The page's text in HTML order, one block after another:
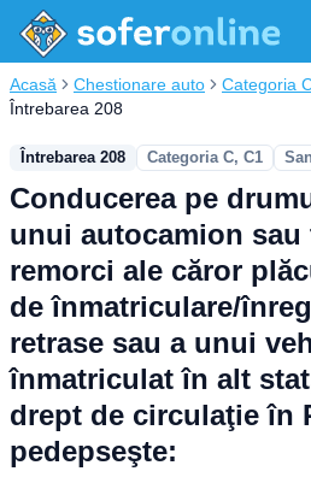
Acasă Chestionare auto Categoria
Întrebarea 208
Întrebarea 208 Categoria C, C1
Conducerea pe
unui autocamion sau
remorci ale căror
de înmatriculare/
retrase sau a unui
înmatriculat în alt
drept de circulaţie în
pedepseşte: